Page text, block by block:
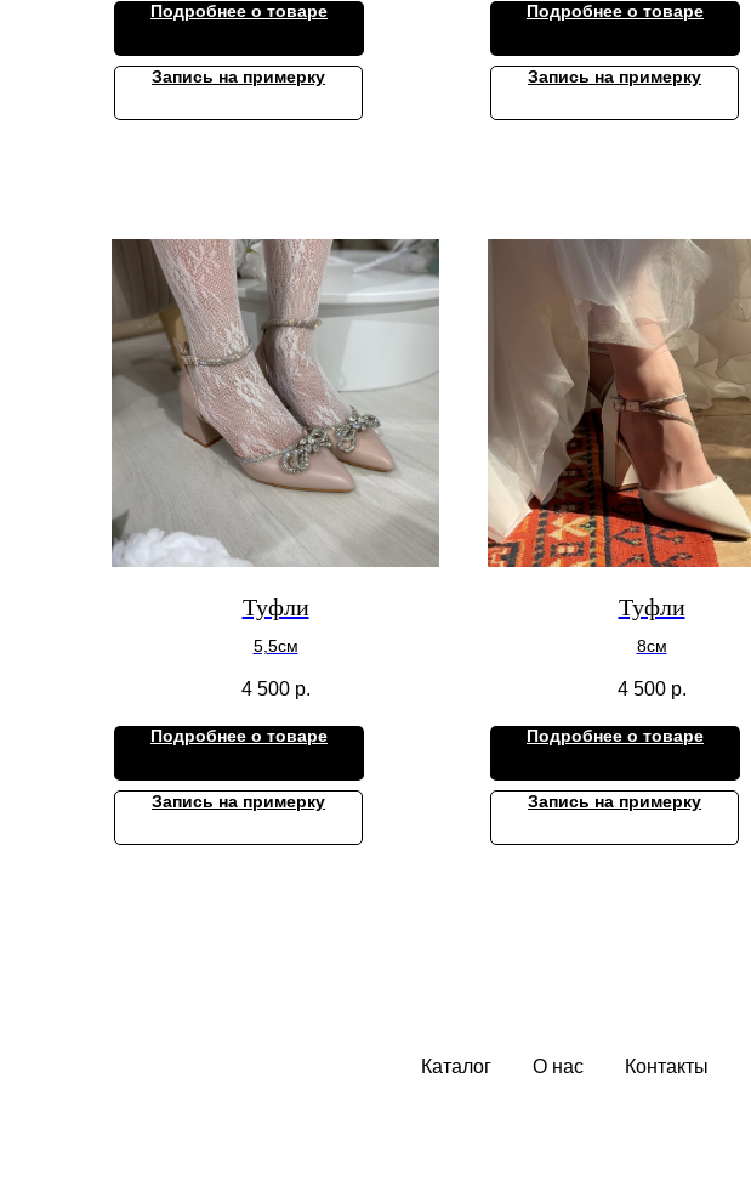
Подробнее о товаре
Запись на примерку
Подробнее о товаре
Запись на примерку
Туфли
5,5см
4 500 р.
Подробнее о товаре
Запись на примерку
Туфли
8см
4 500 р.
Подробнее о товаре
Запись на примерку
Каталог О нас Контакты